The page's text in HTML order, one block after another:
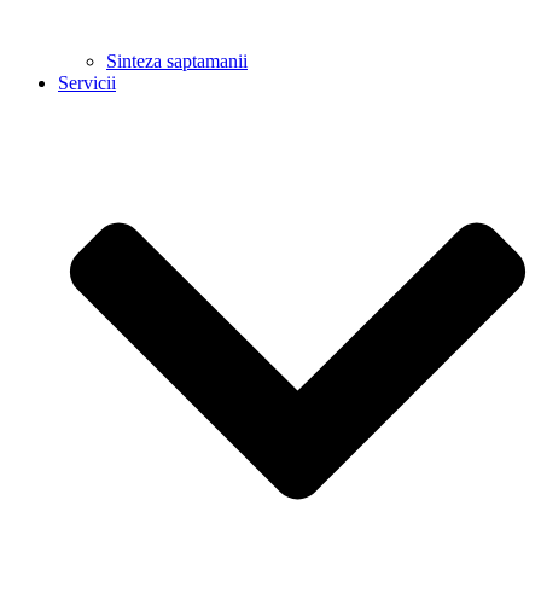
Sinteza saptamanii
Servicii